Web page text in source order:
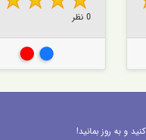
0 نظر
نقره ای
و به روز بمانید!